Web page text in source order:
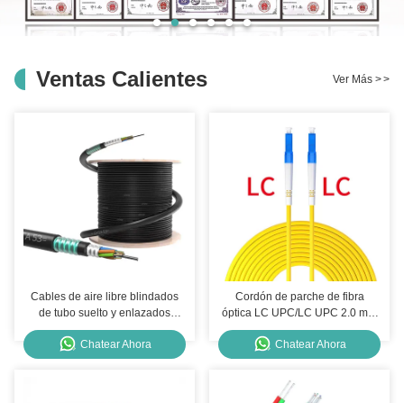
Ventas Calientes Ver Más >>
Cables de aire libre blindados
de tubo suelto y enlazados
G652D G657A1 G657A2
Chatear Ahora
Cordón de parche de fibra
óptica LC UPC/LC UPC 2.0 mm
PVC OFNR 9/125 Parche de
cable de fibra óptica de modo
único
Chatear Ahora